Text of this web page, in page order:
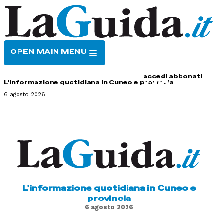
OPEN MAIN MENU
accedi abbonati
L'informazione quotidiana in Cuneo e provincia
6 agosto 2026
L'informazione quotidiana in Cuneo e
provincia
6 agosto 2026